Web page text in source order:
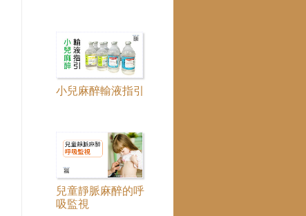
小兒麻醉輸液指引
兒童靜脈麻醉的呼
吸監視